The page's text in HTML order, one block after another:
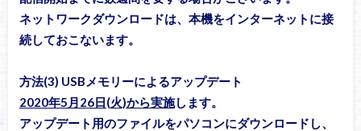
ネットワークダウンロードは、本機をインターネットに接
続しておこないます。
方法(3) USBメモリーによるアップデート
2020年5月26日(火)から実施します。
アップデート用のファイルをパソコンにダウンロードし、